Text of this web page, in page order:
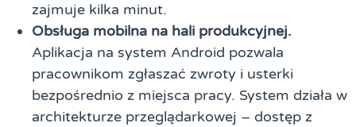
zajmuje kilka minut.
Obsługa mobilna na hali produkcyjnej.
Aplikacja na system Android pozwala
pracownikom zgłaszać zwroty i usterki
bezpośrednio z miejsca pracy. System działa w
architekturze przeglądarkowej – dostęp z